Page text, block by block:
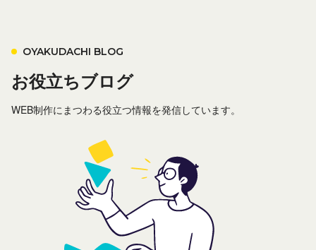
OYAKUDACHI BLOG
お役立ちブログ
WEB制作にまつわる役立つ情報を発信しています。